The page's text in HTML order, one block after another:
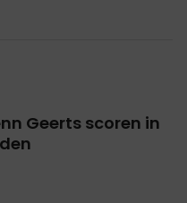
Geerts scoren in